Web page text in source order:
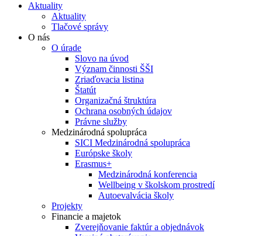
Aktuality
Aktuality
Tlačové správy
O nás
O úrade
Slovo na úvod
Význam činnosti ŠŠI
Zriaďovacia listina
Štatút
Organizačná štruktúra
Ochrana osobných údajov
Právne služby
Medzinárodná spolupráca
SICI Medzinárodná spolupráca
Európske školy
Erasmus+
Medzinárodná konferencia
Wellbeing v školskom prostredí
Autoevalvácia školy
Projekty
Financie a majetok
Zverejňovanie faktúr a objednávok